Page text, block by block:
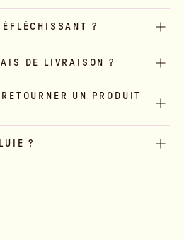
?
DE LIVRAISON ?
UN PRODUIT
?